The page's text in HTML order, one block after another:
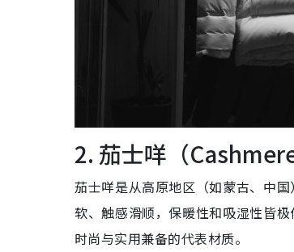
2. 茄士咩（
茄士咩是从高原地区（如蒙古、中
软、触感滑顺，保暖性和吸湿性皆
时尚与实用兼备的代表材质。